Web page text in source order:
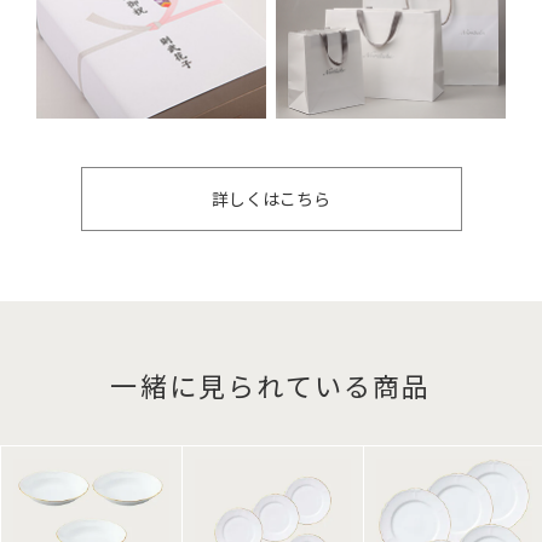
詳しくはこちら
一緒に見られている商品